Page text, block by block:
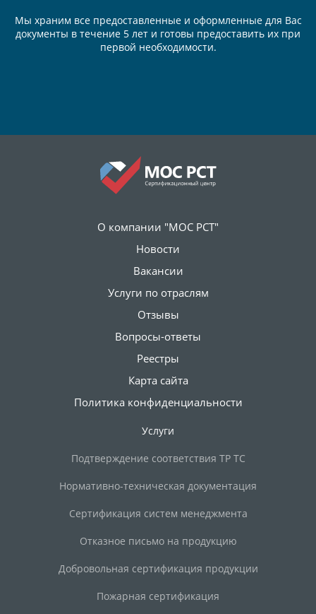
Мы храним все предоставленные и оформленные для Вас
документы в течение 5 лет и готовы предоставить их при
первой необходимости.
О компании "МОС РСТ"
Новости
Вакансии
Услуги по отраслям
Отзывы
Вопросы-ответы
Реестры
Карта сайта
Политика конфиденциальности
Услуги
Подтверждение соответствия ТР ТС
Нормативно-техническая документация
Сертификация систем менеджмента
Отказное письмо на продукцию
Добровольная сертификация продукции
Пожарная сертификация